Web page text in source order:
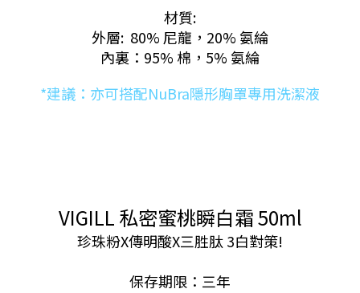
材質:
外層: 80% 尼龍，20% 氨綸
內裏：95% 棉，5% 氨綸
*建議：亦可搭配NuBra隱形胸罩專用洗潔液
VIGILL 私密蜜桃瞬白霜 50ml
珍珠粉X傳明酸X三胜肽 3白對策!
保存期限：三年